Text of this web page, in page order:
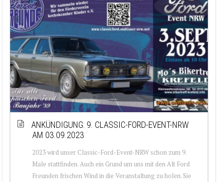
ANKÜNDIGUNG: 9. CLASSIC-FORD-EVENT-NRW
AM 03.09.2023
2023 wird unser Classic-Ford-Event-NRW schon zum 9.
Male stattfinden. Auch ein Grund um uns mit den Alt Ford
Freunden frischen Wind in die Veranstaltung zu holen. Sie